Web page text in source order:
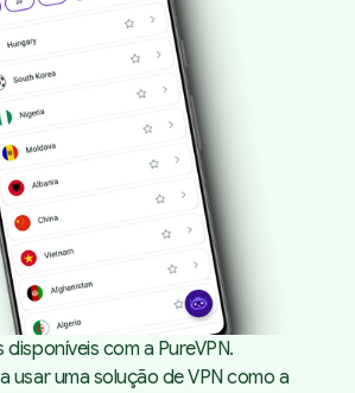
com a PureVPN.
usar uma solução de VPN como a